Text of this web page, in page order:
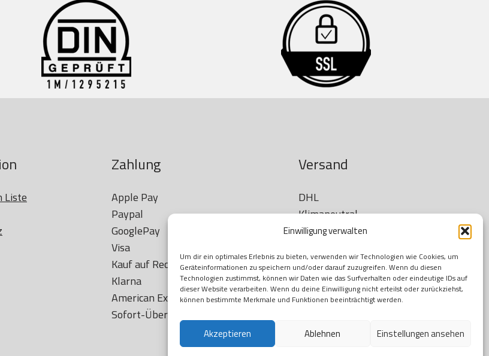
Einwilligung verwalten
Um dir ein optimales Erlebnis zu bieten, verwenden wir Technologien wie Cookies, um
Geräteinformationen zu speichern und/oder darauf zuzugreifen. Wenn du diesen
Technologien zustimmst, können wir Daten wie das Surfverhalten oder eindeutige IDs auf
dieser Website verarbeiten. Wenn du deine Einwilligung nicht erteilst oder zurückziehst,
können bestimmte Merkmale und Funktionen beeinträchtigt werden.
Akzeptieren Ablehnen Einstellungen ansehen
Liste
Zahlung
Apple Pay
Paypal
GooglePay
Visa
Kauf auf Rechung
Klarna
American Express
Versand
DHL
Klimaneutral